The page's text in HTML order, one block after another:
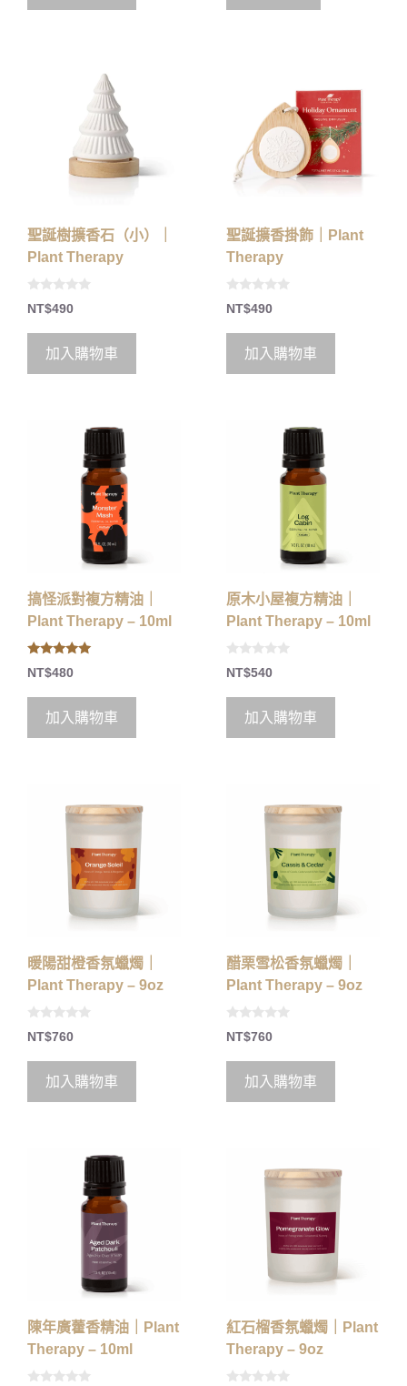
5
5
聖誕樹擴香石（小）｜
Plant Therapy
0
o
5
NT$490
加入購物車
聖誕擴香掛飾｜Plant
Therapy
0
o
5
NT$490
加入購物車
搞怪派對複方精油｜
Plant Therapy – 10ml
5.00
out of 5
NT$480
加入購物車
原木小屋複方精油｜
Plant Therapy – 10ml
0
o
t
5
NT$540
加入購物車
暖陽甜橙香氛蠟燭｜
Plant Therapy – 9oz
0
o
t
5
NT$760
加入購物車
醋栗雪松香氛蠟燭｜
Plant Therapy – 9oz
0
o
t
5
NT$760
加入購物車
陳年廣藿香精油｜Plant
Therapy – 10ml
紅石榴香氛蠟燭｜Plant
Therapy – 9oz